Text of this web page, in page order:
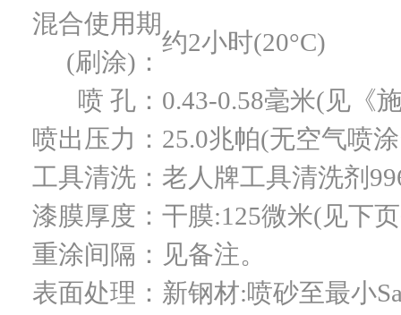
混合使用期
(刷涂)：
约2小时(20°C)
喷 孔： 0.43-0.58毫米(见《
喷出压力： 25.0兆帕(无空气喷
工具清洗： 老人牌工具清洗剂
漆膜厚度： 干膜:125微米(见下
重涂间隔： 见备注。
表面处理： 新钢材:喷砂至最小